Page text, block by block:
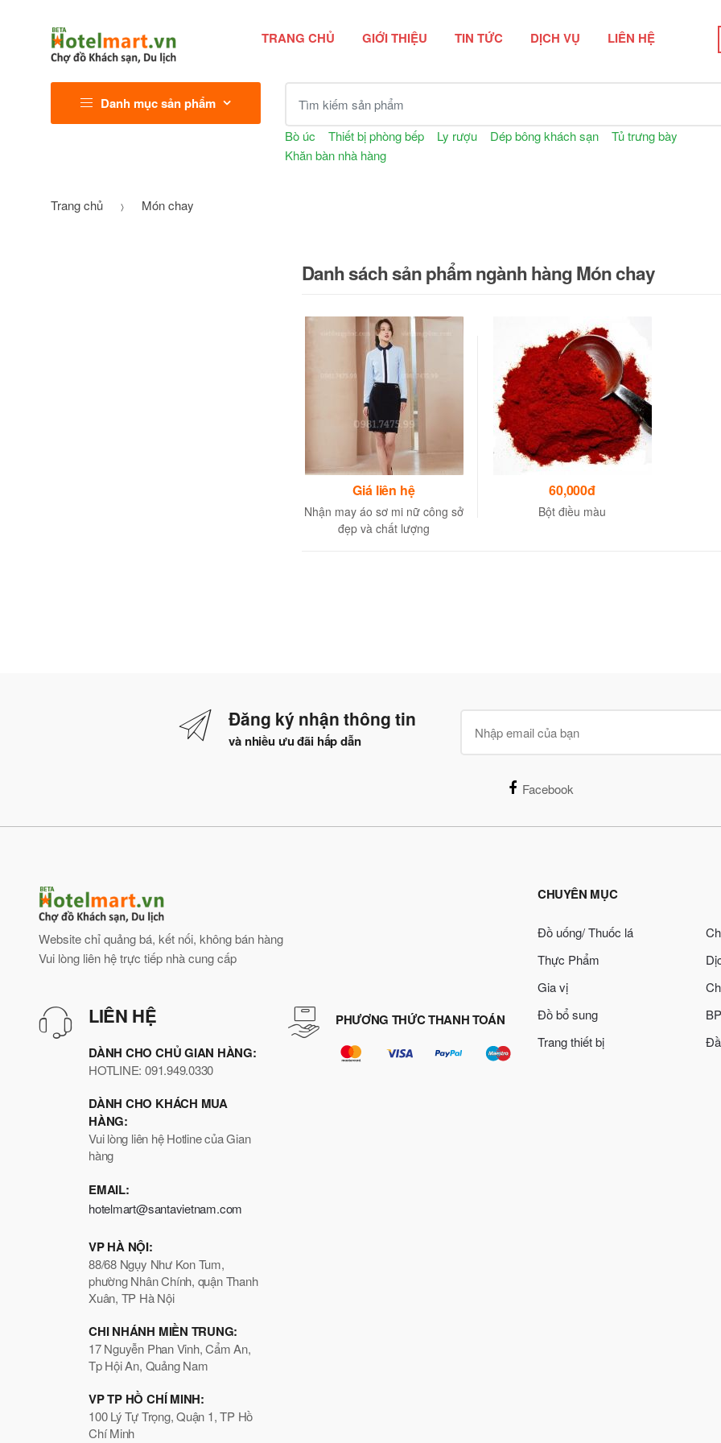
TRANG CHỦ GIỚI THIỆU TIN TỨC DỊCH VỤ LIÊN HỆ
Danh mục sản phẩm
Bò úc Thiết bị phòng bếp Ly rượu Dép bông khách sạn
Tủ trưng bày
Khăn bàn nhà hàng
Trang chủ Món chay
Danh sách sản phẩm ngành hàng Món chay
Giá liên hệ
Nhận may áo sơ mi nữ công sở
đẹp và chất lượng
60,000đ
Bột điều màu
Đăng ký nhận thông tin
và nhiều ưu đãi hấp dẫn
Facebook
Website chỉ quảng bá, kết nối, không bán hàng
Vui lòng liên hệ trực tiếp nhà cung cấp
LIÊN HỆ
DÀNH CHO CHỦ GIAN HÀNG:
HOTLINE: 091.949.0330
DÀNH CHO KHÁCH MUA
HÀNG:
Vui lòng liên hệ Hotline của Gian
hàng
EMAIL:
hotelmart@santavietnam.com
VP HÀ NỘI:
88/68 Ngụy Như Kon Tum,
phường Nhân Chính, quận Thanh
Xuân, TP Hà Nội
CHI NHÁNH MIỀN TRUNG:
17 Nguyễn Phan Vinh, Cẩm An,
Tp Hội An, Quảng Nam
VP TP HỒ CHÍ MINH:
100 Lý Tự Trọng, Quận 1, TP Hồ
Chí Minh
PHƯƠNG THỨC THANH TOÁN
CHUYÊN MỤC
Đồ uống/ Thuốc lá
Thực Phẩm
Gia vị
Đồ bổ sung
Trang thiết bị